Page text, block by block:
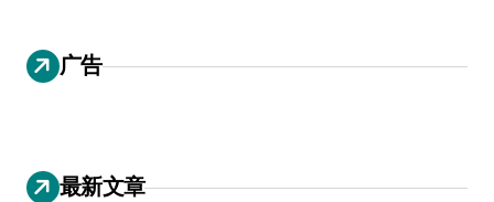
广告
最新文章